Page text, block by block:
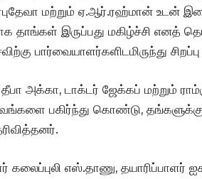
மற்றும் ஏ.ஆர்.ரஹ்மான் உடன்
தாங்கள் இருப்பது மகிழ்ச்சி எனத்
பார்வையாளர்களிடமிருந்து
தீபா அக்கா, டாக்டர் ஜேக்கப் மற்றும்
பகிர்ந்து கொண்டு,
கலைப்புலி எஸ்.தாணு, தயாரிப்பாளர்